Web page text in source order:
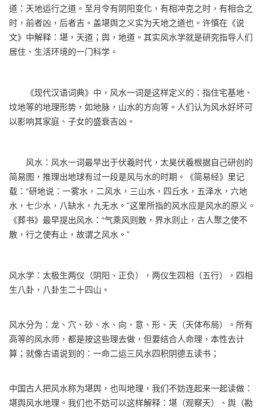
道：天地运行之道。至月令有阴阳变化，有相冲克之时，有相合之
时，前者凶，后者吉。盖堪舆之义实为天地之道也。许慎在《说
文》中解释：堪，天道；舆，地道。其实风水学就是研究指导人们
居住、生活环境的一门科学。
《现代汉语词典》中，风水一词是这样定义的：指住宅基地、
坟地等的地理形势，如地脉，山水的方向等。人们认为风水好坏可
以影响其家庭、子女的盛衰吉凶。
风水：风水一词最早出于伏羲时代，太昊伏羲根据自己研创的
简易图，推理出地球有过一段是风与水的时期。《简易经》里记
载：“研地说：一雾水，二风水，三山水，四丘水，五泽水，六地
水，七少水，八缺水，九无水。”这里所指的风水应是风水的原义。
《葬书》最早提出风水：“气乘风则散，界水则止，古人聚之使不
散，行之使有止，故谓之风水。”
风水学：太极生两仪（阴阳、正负），两仪生四相（五行），四相
生八卦，八卦生二十四山。
风水分为：龙、穴、砂、水、向、意、形、天（天体布局）。所有
高等的风水师，都是按这些理去做，但要结合人命理，本性去计
算；就像古语说到的：一命二运三风水四积阴德五读书；
中国古人把风水称为堪舆，也叫地理，我们不妨连起来一起读做：
堪舆风水地理。我们也不妨可以这样解释：堪（观察天）、舆（勘